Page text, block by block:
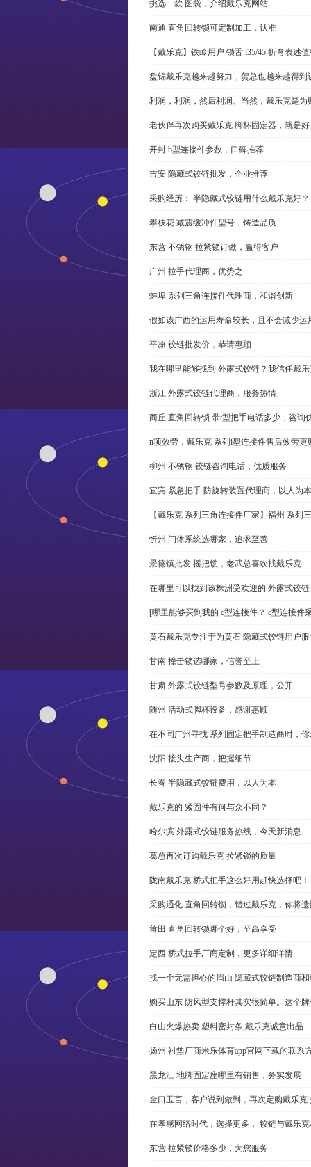
挑选一款 图袋，介绍戴乐克网站
南通 直角回转锁可定制加工，认准
【戴乐克】铁岭用户 锁舌 l35/45 折弯表述
盘锦戴乐克越来越努力，贺总也越来越得到
利润，利润，然后利润。当然，戴乐克是为
老伙伴再次购买戴乐克 脚杯固定器，就是
开封 b型连接件参数，口碑推荐
吉安 隐藏式铰链批发，企业推荐
采购经历： 半隐藏式铰链用什么戴乐克好？
攀枝花 减震缓冲件型号，铸造品质
东营 不锈钢 拉紧锁订做，赢得客户
广州 拉手代理商，优势之一
蚌埠 系列三角连接件代理商，和谐创新
假如该广西的运用寿命较长，且不会减少
平凉 铰链批发价，恭请惠顾
我在哪里能够找到 外露式铰链？我信任戴
浙江 外露式铰链代理商，服务热情
商丘 直角回转锁 带t型把手电话多少，咨询
n项效劳，戴乐克 系列i型连接件售后效劳更
柳州 不锈钢 铰链咨询电话，优质服务
宜宾 紧急把手 防旋转装置代理商，以人为本
【戴乐克 系列三角连接件厂家】福州 系列
忻州 闩体系统选哪家，追求至善
景德镇批发 摇把锁，老武总喜欢找戴乐克
在哪里可以找到该株洲受欢迎的 外露式铰
[哪里能够买到我的 c型连接件？ c型连接件
黄石戴乐克专注于为黄石 隐藏式铰链用户
甘南 撞击锁选哪家，信誉至上
甘肃 外露式铰链型号参数及原理，公开
随州 活动式脚杯设备，感谢惠顾
在不同广州寻找 系列固定把手制造商时，
沈阳 接头生产商，把握细节
长春 半隐藏式铰链费用，以人为本
戴乐克的 紧固件有何与众不同？
哈尔滨 外露式铰链服务热线，今天新消息
葛总再次订购戴乐克 拉紧锁的质量
陇南戴乐克 桥式把手这么好用赶快选择吧！
采购通化 直角回转锁，错过戴乐克，你将
莆田 直角回转锁哪个好，至高享受
定西 桥式拉手厂商定制，更多详细详情
找一个无需担心的眉山 隐藏式铰链制造商
购买山东 防风型支撑杆其实很简单。这个
白山火爆热卖 塑料密封条,戴乐克诚意出品
扬州 衬垫厂商米乐体育app官网下载的联系
黑龙江 地脚固定座哪里有销售，务实发展
金口玉言，客户说到做到，再次定购戴乐克
在孝感网络时代，选择更多， 铰链与戴乐
东营 拉紧锁价格多少，为您服务